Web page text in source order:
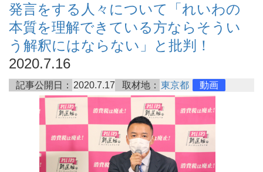
発言をする人々について「れいわの
本質を理解できている方ならそうい
う解釈にはならない」と批判！
2020.7.16
記事公開日： 2020.7.17 取材地： 東京都 動画